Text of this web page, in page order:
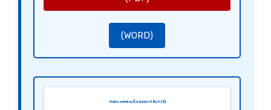
(WORD)
Odůvodnění Žádosti O Byt (2)